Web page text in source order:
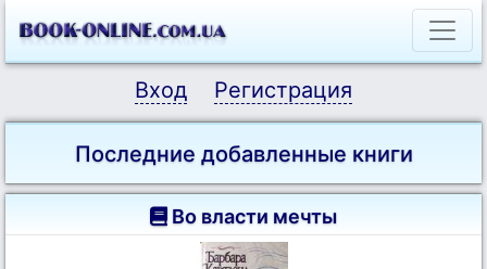
Вход Регистрация
Последние добавленные книги
Во власти мечты